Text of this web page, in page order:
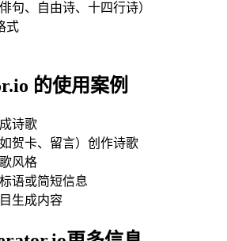
句、自由诗、十四行诗）
式
的使用案例
诗歌
贺卡、留言）创作诗歌
风格
语或简短信息
生成内容